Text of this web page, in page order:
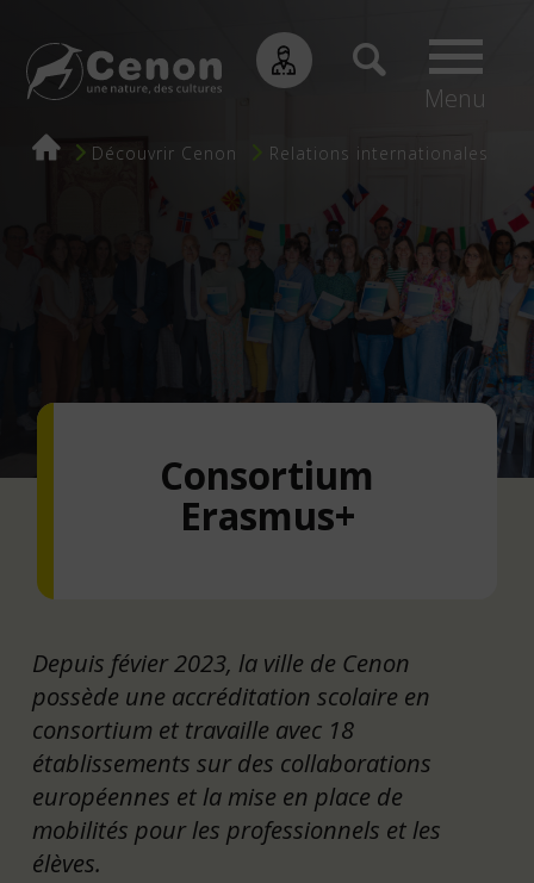
Menu
Fil
Découvrir Cenon Relations internationales
Consortium
Erasmus+
Depuis févier 2023, la ville de Cenon
possède une accréditation scolaire en
consortium et travaille avec 18
établissements sur des collaborations
européennes et la mise en place de
mobilités pour les professionnels et les
élèves.